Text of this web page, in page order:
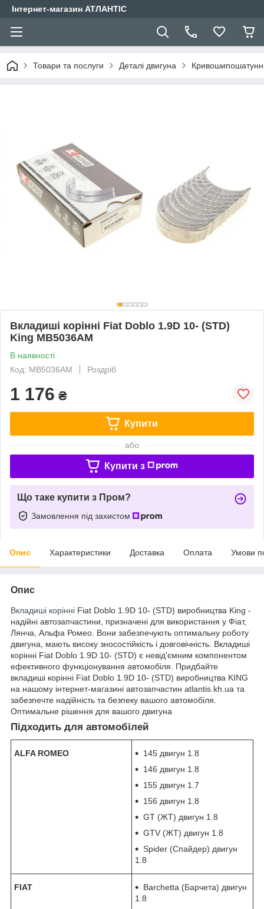
Інтернет-магазин АТЛАНТІС
Товари та послуги Деталі двигуна
Вкладиші корінні Fiat Doblo 1.9D 10- (STD)
King MB5036AM
В наявності
Код: MB5036AM
Роздріб
1 176 ₴
Купити
або
Купити з
Що таке купити з Пром?
Замовлення під захистом
Опис Характеристики Доставка Оплата Умови
Опис
Вкладиші корінні Fiat Doblo 1.9D 10- (STD) виробництва King -
надійні автозапчастини, призначені для використання у Фіат,
Лянча, Альфа Ромео. Вони забезпечують оптимальну роботу
двигуна, мають високу зносостійкість і довговічність. Вкладиші
корінні Fiat Doblo 1.9D 10- (STD) є невід'ємним компонентом
ефективного функціонування автомобіля. Придбайте
вкладиші корінні Fiat Doblo 1.9D 10- (STD) виробництва KING
на нашому інтернет-магазині автозапчастин atlantis.kh.ua та
забезпечте надійність та безпеку вашого автомобіля.
Оптимальне рішення для вашого двигуна
Підходить для автомобілей
ALFA ROMEO
145 двигун 1.8
146 двигун 1.8
155 двигун 1.7
156 двигун 1.8
GT (ЖТ) двигун 1.8
GTV (ЖТ) двигун 1.8
Spider (Спайдер) двигун
1.8
FIAT
Barchetta (Барчета) двигун
1.8